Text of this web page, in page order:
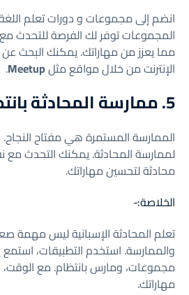
انضم إلى مجموعات و دورات تعلم
المجموعات توفر لك الفرصة للتحدث مع
مما يعزز من مهاراتك. يمكنك البحث
الإنترنت من خلال مواقع مثلMeetup
.
5. ممارسة المحادثة بانتظام:
الممارسة المستمرة هي مفتاح
لممارسة المحادثة. يمكنك التحدث
محادثة لتحسين مهاراتك.
الخلاصة:-
تعلم المحادثة الإسبانية ليس مهمة
والممارسة. استخدم التطبيقات، استمع
مجموعات، ومارس بانتظام. مع
مهاراتك.